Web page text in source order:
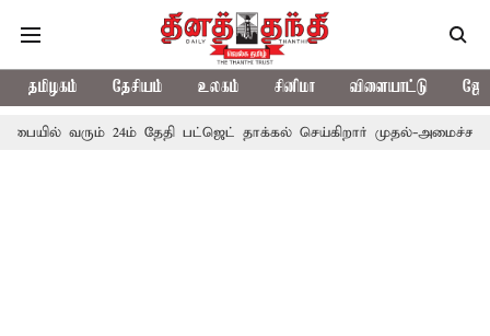
தமிழகம் தேசியம் உலகம் சினிமா விளையாட்டு
வரும் 24ம் தேதி பட்ஜெட் தாக்கல் செய்கிறார் முதல்-அமைச்சர் ரங்கசாமி